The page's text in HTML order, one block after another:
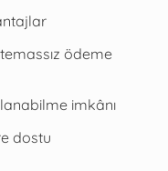
ödeme
imkânı
dostu